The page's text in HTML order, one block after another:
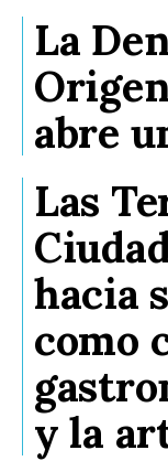
La
abre
Las
hacia
como
y la